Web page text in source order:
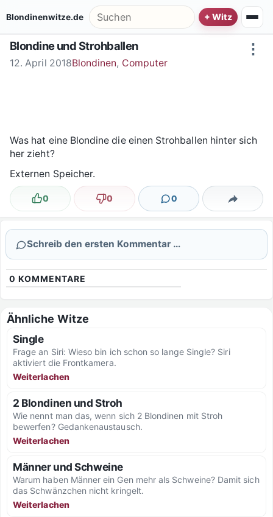
Blondinenwitze.de Suche nach:
⋮
Blondine und Strohballen
12. April 2018Blondinen, Computer
Was hat eine Blondine die einen Strohballen hinter sich
her zieht?
Externen Speicher.
Lustig
0 Nicht lustig
0 0
Kommentare Teilen
Schreib den ersten Kommentar …
0 KOMMENTARE
Ähnliche Witze
Single
Frage an Siri: Wieso bin ich schon so lange Single? Siri
aktiviert die Frontkamera.
Weiterlachen
2 Blondinen und Stroh
Wie nennt man das, wenn sich 2 Blondinen mit Stroh
bewerfen? Gedankenaustausch.
Weiterlachen
Männer und Schweine
Warum haben Männer ein Gen mehr als Schweine? Damit sich
das Schwänzchen nicht kringelt.
Weiterlachen